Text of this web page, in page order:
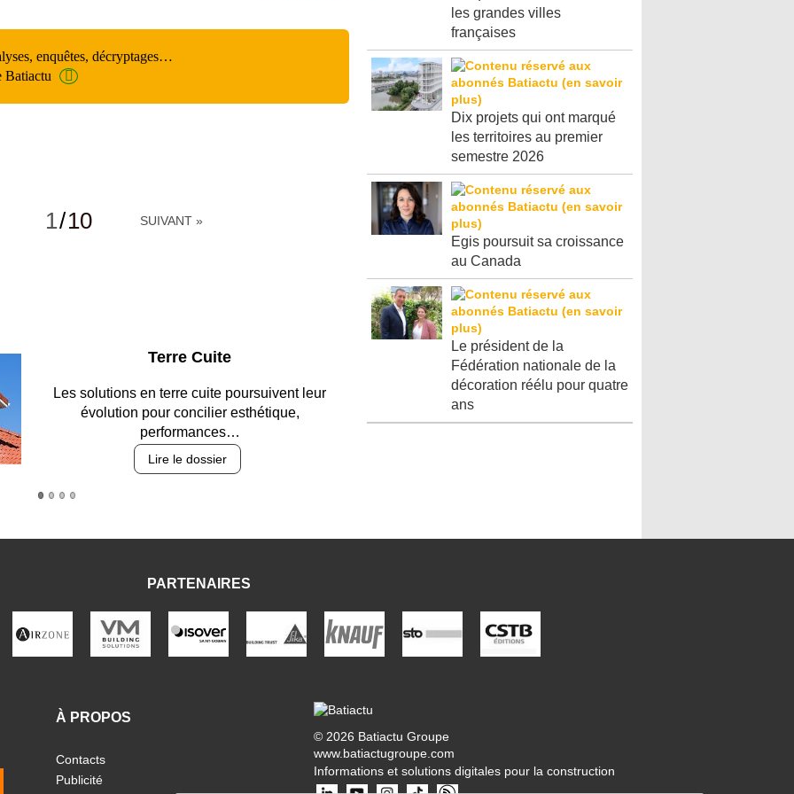
enquêtes, décryptages…
Batiactu
1/10 SUIVANT »
Parking et garages
Entre circulation, sécurisation des accès,
durabilité des revêtements et intégration…
Lire le dossier
les grandes villes
françaises
Dix projets qui ont marqué
les territoires au premier
semestre 2026
Egis poursuit sa croissance
au Canada
Le président de la
Fédération nationale de la
décoration réélu pour quatre
ans
PARTENAIRES
À PROPOS
Contacts
Publicité
© 2026 Batiactu Groupe
www.batiactugroupe.com
Informations et solutions digitales pour la construction